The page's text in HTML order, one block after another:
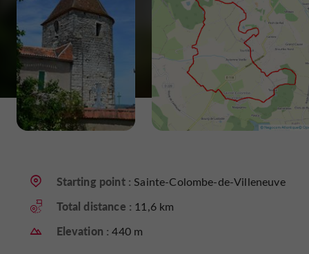
Starting point : Sainte-Colombe-de-Villeneuve
Total distance : 11,6 km
Elevation :440 m